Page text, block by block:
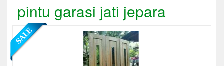
pintu garasi jati jepara